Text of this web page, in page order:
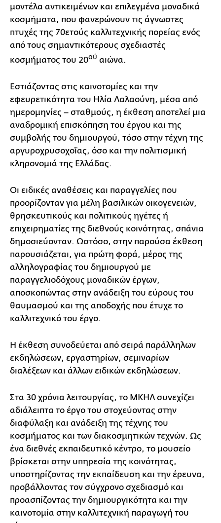
μοντέλα αντικειμένων και επιλεγμένα μοναδικά
κοσμήματα, που φανερώνουν τις άγνωστες
πτυχές της 70ετούς καλλιτεχνικής πορείας ενός
από τους σημαντικότερους σχεδιαστές
κοσμήματος του 20ού αιώνα.
Εστιάζοντας στις καινοτομίες και την
εφευρετικότητα του Ηλία Λαλαούνη, μέσα από
ημερομηνίες – σταθμούς, η έκθεση αποτελεί μια
αναδρομική επισκόπηση του έργου και της
συμβολής του δημιουργού, τόσο στην τέχνη της
αργυροχρυσοχοΐας, όσο και την πολιτισμική
κληρονομιά της Ελλάδας.
Οι ειδικές αναθέσεις και παραγγελίες που
προορίζονταν για μέλη βασιλικών οικογενειών,
θρησκευτικούς και πολιτικούς ηγέτες ή
επιχειρηματίες της διεθνούς κοινότητας, σπάνια
δημοσιεύονταν. Ωστόσο, στην παρούσα έκθεση
παρουσιάζεται, για πρώτη φορά, μέρος της
αλληλογραφίας του δημιουργού με
παραγγελιοδόχους μοναδικών έργων,
αποσκοπώντας στην ανάδειξη του εύρους του
θαυμασμού και της αποδοχής που έτυχε το
καλλιτεχνικό του έργο.
Η έκθεση συνοδεύεται από σειρά παράλληλων
εκδηλώσεων, εργαστηρίων, σεμιναρίων
διαλέξεων και άλλων ειδικών εκδηλώσεων.
Στα 30 χρόνια λειτουργίας, το ΜΚΗΛ συνεχίζει
αδιάλειπτα το έργο του στοχεύοντας στην
διαφύλαξη και ανάδειξη της τέχνης του
κοσμήματος και των διακοσμητικών τεχνών. Ως
ένα διεθνές εκπαιδευτικό κέντρο, το μουσείο
βρίσκεται στην υπηρεσία της κοινότητας,
υποστηρίζοντας την εκπαίδευση και την έρευνα,
προβάλλοντας τον σύγχρονο σχεδιασμό και
προασπίζοντας την δημιουργικότητα και την
καινοτομία στην καλλιτεχνική παραγωγή του